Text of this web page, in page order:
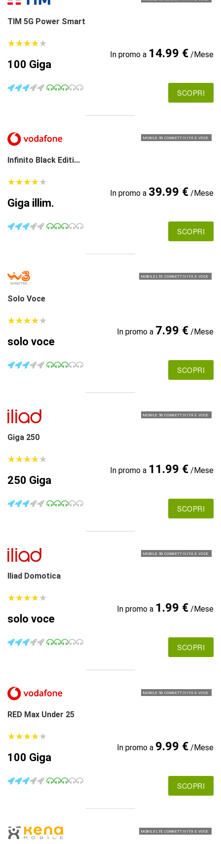
TIM 5G Power Smart
★★★★★
★★★★★
100 Giga
In promo a 14.99 €/Mese
SCOPRI
MOBILE 5G CONNETTIVITÀ E VOCE
Infinito Black Editi...
★★★★★
★★★★★
Giga illim.
In promo a 39.99 €/Mese
SCOPRI
MOBILE LTE CONNETTIVITÀ E VOCE
Solo Voce
★★★★★
★★★★★
solo voce
In promo a 7.99 €/Mese
SCOPRI
MOBILE 5G CONNETTIVITÀ E VOCE
Giga 250
★★★★★
★★★★★
250 Giga
In promo a 11.99 €/Mese
SCOPRI
MOBILE 5G CONNETTIVITÀ E VOCE
Iliad Domotica
★★★★★
★★★★★
solo voce
In promo a 1.99 €/Mese
SCOPRI
MOBILE 5G CONNETTIVITÀ E VOCE
RED Max Under 25
★★★★★
★★★★★
100 Giga
In promo a 9.99 €/Mese
SCOPRI
MOBILE LTE CONNETTIVITÀ E VOCE